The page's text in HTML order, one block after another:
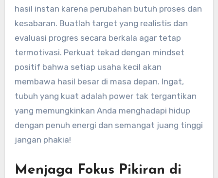
hasil instan karena perubahan butuh proses dan
kesabaran. Buatlah target yang realistis dan
evaluasi progres secara berkala agar tetap
termotivasi. Perkuat tekad dengan mindset
positif bahwa setiap usaha kecil akan
membawa hasil besar di masa depan. Ingat,
tubuh yang kuat adalah power tak tergantikan
yang memungkinkan Anda menghadapi hidup
dengan penuh energi dan semangat juang tinggi
jangan phakia!
Menjaga Fokus Pikiran di